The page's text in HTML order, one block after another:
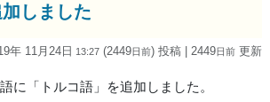
しました
年 11月24日 13:27 (2449日前) 投稿 | 2449日前 更新
に「トルコ語」を追加しました。